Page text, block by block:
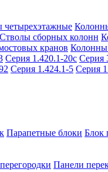
четырехэтажные
Стволы сборных колонн
кранов
Серия 1.420.1-20с Серия
Серия 1.424.1-5 Серия
Парапетные блоки Блок
Панели